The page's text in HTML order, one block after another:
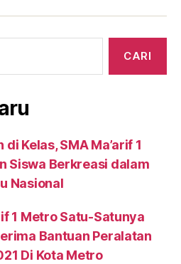
Kelas, SMA Ma’arif 1
Siswa Berkreasi dalam
Nasional
1 Metro Satu-Satunya
Bantuan Peralatan
Di Kota Metro